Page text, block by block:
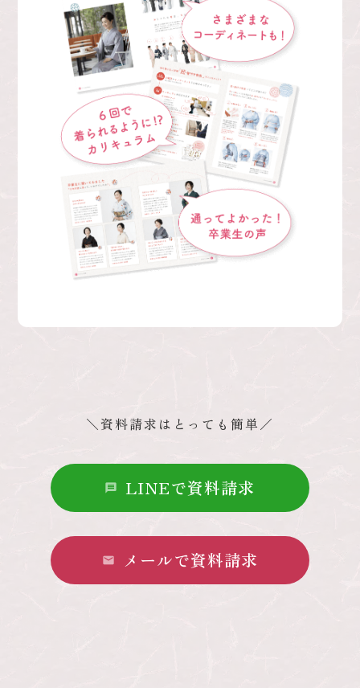
＼資料請求はとっても簡単／
message LINEで資料請求
mail メールで資料請求